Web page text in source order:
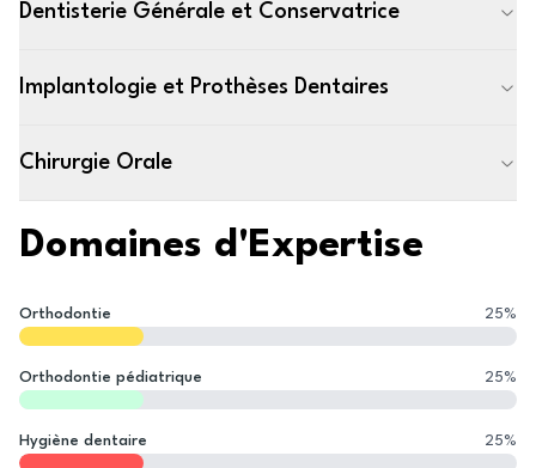
Dentisterie Générale et Conservatrice
Implantologie et Prothèses Dentaires
Chirurgie Orale
Domaines d'Expertise
Orthodontie 25%
Orthodontie pédiatrique 25%
Hygiène dentaire 25%